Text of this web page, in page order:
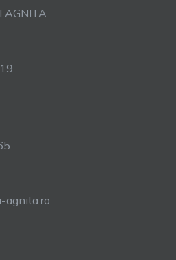
AGNITA
agnita.ro